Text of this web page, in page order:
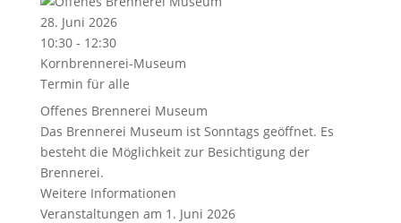
28. Juni 2026
10:30 - 12:30
Kornbrennerei-Museum
Termin für alle
Offenes Brennerei Museum
Das Brennerei Museum ist Sonntags geöffnet. Es
besteht die Möglichkeit zur Besichtigung der
Brennerei.
Weitere Informationen
Veranstaltungen am 1. Juni 2026